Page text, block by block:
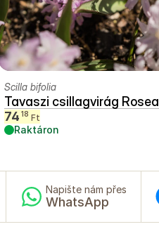
Scilla bifolia
Tavaszi csillagvirág Rosea
74 18 Ft
Raktáron
Napište nám přes
WhatsApp